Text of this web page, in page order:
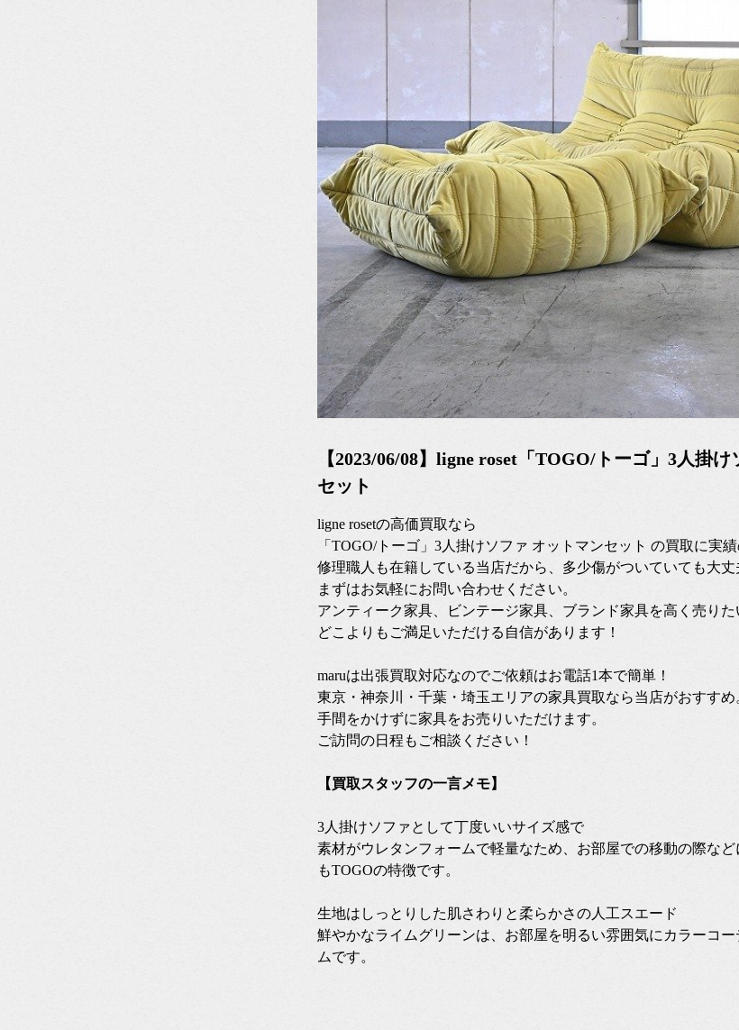
【2023/06/08】ligne roset「TOGO/トーゴ」3人掛
セット
ligne rosetの高価買取なら
「TOGO/トーゴ」3人掛けソファ オットマンセット の買取に実績
修理職人も在籍している当店だから、多少傷がついていても大丈
まずはお気軽にお問い合わせください。
アンティーク家具、ビンテージ家具、ブランド家具を高く売りた
どこよりもご満足いただける自信があります！
maruは出張買取対応なのでご依頼はお電話1本で簡単！
東京・神奈川・千葉・埼玉エリアの家具買取なら当店がおすすめ
手間をかけずに家具をお売りいただけます。
ご訪問の日程もご相談ください！
【買取スタッフの一言メモ】
3人掛けソファとして丁度いいサイズ感で
素材がウレタンフォームで軽量なため、お部屋での移動の際な
もTOGOの特徴です。
生地はしっとりした肌さわりと柔らかさの人工スエード
鮮やかなライムグリーンは、お部屋を明るい雰囲気にカラーコ
ムです。